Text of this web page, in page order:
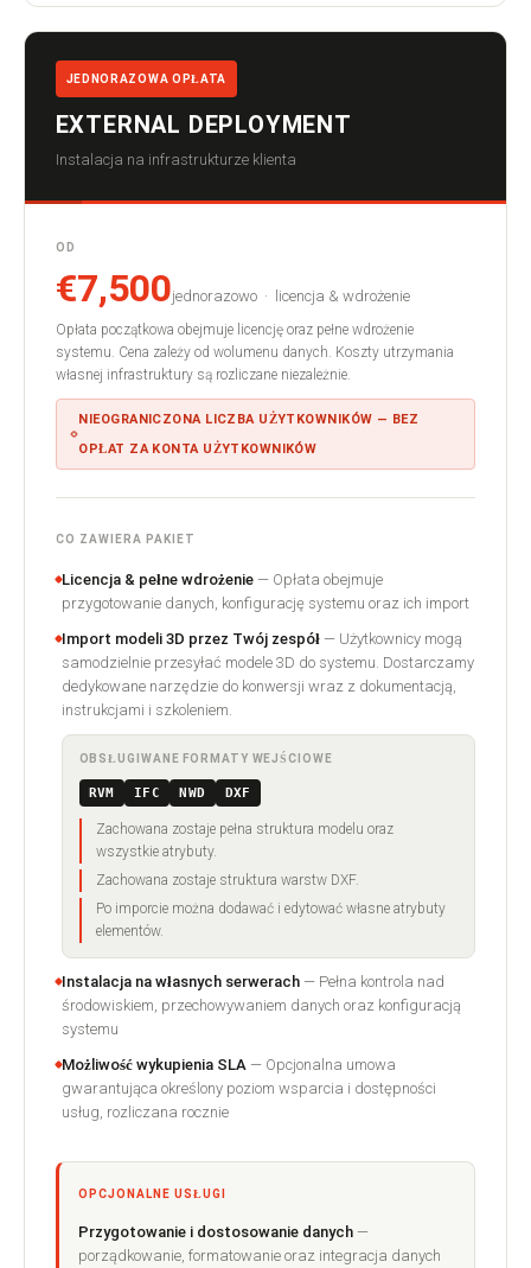
JEDNORAZOWA OPŁATA
EXTERNAL DEPLOYMENT
Instalacja na infrastrukturze klienta
OD
€7,500jednorazowo · licencja & wdrożenie
Opłata początkowa obejmuje licencję oraz pełne wdrożenie
systemu. Cena zależy od wolumenu danych. Koszty utrzymania
własnej infrastruktury są rozliczane niezależnie.
NIEOGRANICZONA LICZBA UŻYTKOWNIKÓW — BEZ
OPŁAT ZA KONTA UŻYTKOWNIKÓW
CO ZAWIERA PAKIET
Licencja & pełne wdrożenie— Opłata obejmuje
przygotowanie danych, konfigurację systemu oraz ich import
Import modeli 3D przez Twój zespół— Użytkownicy mogą
samodzielnie przesyłać modele 3D do systemu. Dostarczamy
dedykowane narzędzie do konwersji wraz z dokumentacją,
instrukcjami i szkoleniem.
OBSŁUGIWANE FORMATY WEJŚCIOWE
RVM IFC NWD DXF
Zachowana zostaje pełna struktura modelu oraz
wszystkie atrybuty.
Zachowana zostaje struktura warstw DXF.
Po imporcie można dodawać i edytować własne atrybuty
elementów.
Instalacja na własnych serwerach— Pełna kontrola nad
środowiskiem, przechowywaniem danych oraz konfiguracją
systemu
Możliwość wykupienia SLA — Opcjonalna umowa
gwarantująca określony poziom wsparcia i dostępności
usług, rozliczana rocznie
OPCJONALNE USŁUGI
Przygotowanie i dostosowanie danych—
porządkowanie, formatowanie oraz integracja danych